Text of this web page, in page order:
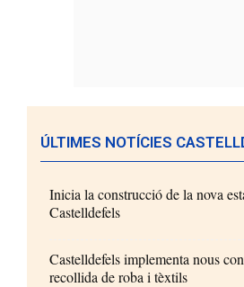
ÚLTIMES NOTÍCIES
Inicia la construcció de la nova
Castelldefels
Castelldefels implementa nous
recollida de roba i tèxtils